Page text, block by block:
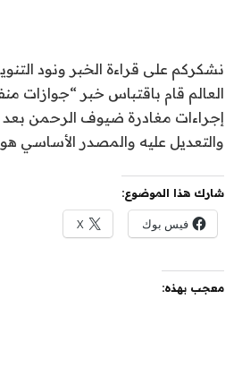
نشكركم على قراءة الخبر ونود
العالم قام باقتباس خبر “جوازات
إجراءات مغادرة ضيوف الرحمن بعد
والتعديل عليه والمصدر الأساسي
شارك هذا الموضوع:
فيس بوك X
معجب بهذه: